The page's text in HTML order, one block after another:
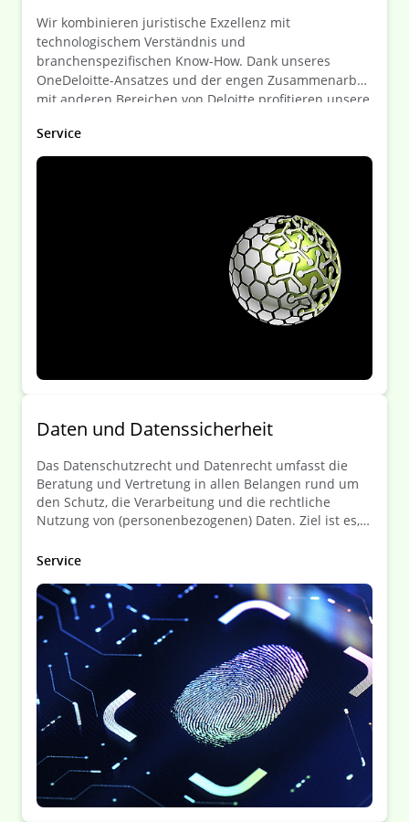
Wir kombinieren juristische Exzellenz mit
technologischem Verständnis und
branchenspezifischen Know-How. Dank unseres
OneDeloitte-Ansatzes und der engen Zusammenarbeit
mit anderen Bereichen von Deloitte profitieren unsere
maßgeschneiderten Lösungen, die alle Aspekte Ihrer
geschäftlichen Anforderungen integrieren.
Service
Daten­ und Daten­ssicherheit
Das Datenschutzrecht und Datenrecht umfasst die
Beratung und Vertretung in allen Belangen rund um
den Schutz, die Verarbeitung und die rechtliche
Nutzung von (personenbezogenen) Daten. Ziel ist es,
Datenschutzbestimmungen zu unterstützen und
minimieren.
Service